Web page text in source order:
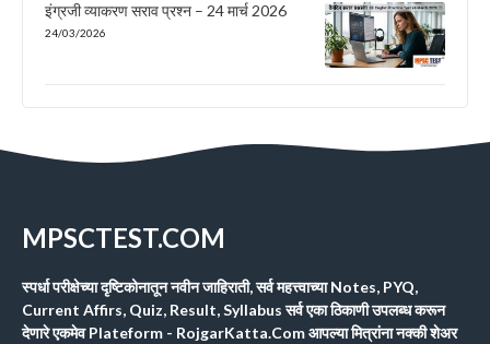
इंग्रजी व्याकरण सराव प्रश्न – 24 मार्च 2026
24/03/2026
MPSCTEST.COM
स्पर्धा परीक्षेच्या दृष्टिकोनातून नवीन जाहिराती, सर्व महत्त्वाच्या Notes, PYQ,
Current Affirs, Quiz, Result, Syllabus सर्व एका ठिकाणी उपलब्ध करून
देणारे एकमेव Plateform - RojgarKatta.Com आपल्या मित्रांना नक्की शेअर